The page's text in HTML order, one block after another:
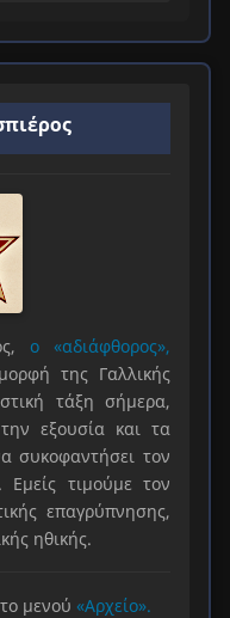
ο «αδιάφθορος»,
της Γαλλικής
τάξη σήμερα,
εξουσία και τα
συκοφαντήσει τον
Εμείς τιμούμε τον
επαγρύπνησης,
ηθικής.
μενού «Αρχείο».